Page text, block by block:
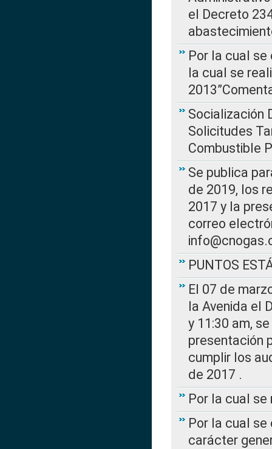
el Decreto
Por la cual se
la cual se
Socialización
Solicitudes
Combustible
Se publica
de 2019, los
2017 y la
correo
PUNTOS
El 07 de
la Avenida el
y 11:30 am,
presentación
cumplir los
de 2017 .
Por la cual se
Por la cual
carácter